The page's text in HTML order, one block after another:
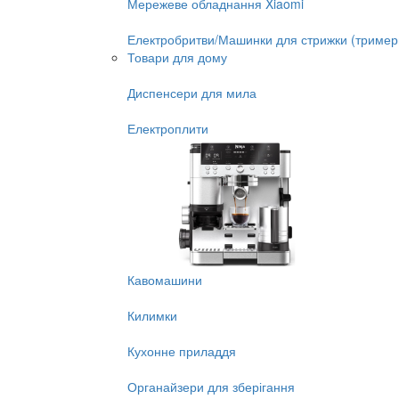
Мережеве обладнання Xiaomi
Електробритви/Машинки для стрижки
Товари для дому
Диспенсери для мила
Електроплити
Кавомашини
Килимки
Кухонне приладдя
Органайзери для зберігання